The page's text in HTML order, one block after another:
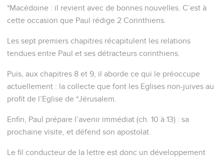
*Macédoine : il revient avec de bonnes nouvelles. C’est à
cette occasion que Paul rédige 2 Corinthiens.
Les sept premiers chapitres récapitulent les relations
tendues entre Paul et ses détracteurs corinthiens.
Puis, aux chapitres 8 et 9, il aborde ce qui le préoccupe
actuellement : la collecte que font les Eglises non-juives au
profit de l’Eglise de *Jérusalem.
Enfin, Paul prépare l’avenir immédiat (ch. 10 à 13) : sa
prochaine visite, et défend son apostolat.
Le fil conducteur de la lettre est donc un développement